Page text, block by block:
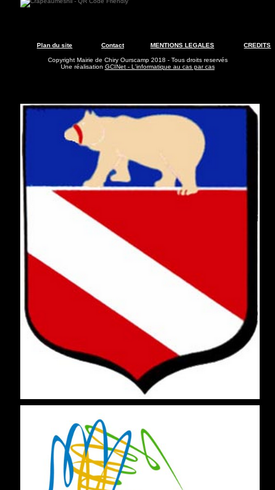
Plan du site Contact MENTIONS LEGALES CREDITS
Copyright Mairie de Chiry Ourscamp 2018 - Tous droits reservés
Une réalisation GCINet - L'informatique au cas par cas